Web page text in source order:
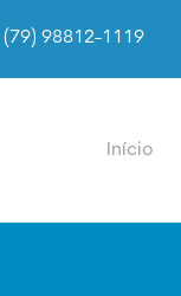
(79) 98812-1119
Início